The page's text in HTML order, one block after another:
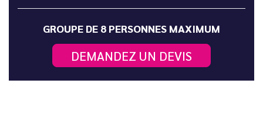
GROUPE DE 8 PERSONNES MAXIMUM
DEMANDEZ UN DEVIS